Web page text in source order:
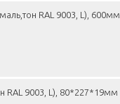
RAL 9003, L), 600мм
RAL 9003, L), 80*227*19мм